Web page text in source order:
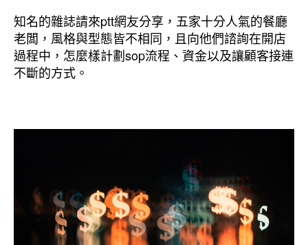
知名的雜誌請來ptt網友分享，五家十分人氣的餐廳
老闆，風格與型態皆不相同，且向他們諮詢在開店
過程中，怎麼樣計劃sop流程、資金以及讓顧客接連
不斷的方式。